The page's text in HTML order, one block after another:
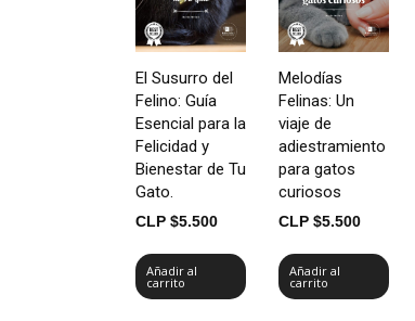
El Susurro del
Felino: Guía
Esencial para la
Felicidad y
Bienestar de Tu
Gato.
CLP $5.500
Añadir al
carrito
Melodías
Felinas: Un
viaje de
adiestramiento
para gatos
curiosos
CLP $5.500
Añadir al
carrito